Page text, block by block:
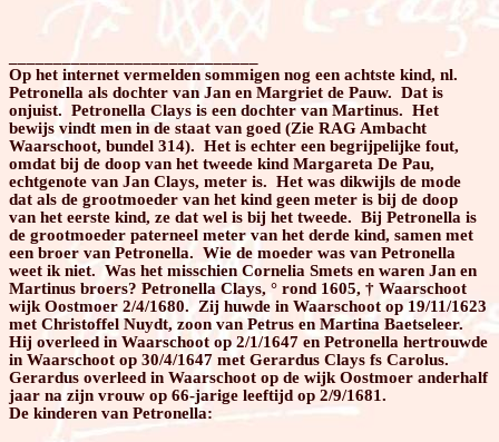
Op het internet vermelden sommigen nog een achtste kind, nl.
Petronella als dochter van Jan en Margriet de Pauw. Dat is
onjuist. Petronella Clays is een dochter van Martinus. Het
bewijs vindt men in de staat van goed (Zie RAG Ambacht
Waarschoot, bundel 314). Het is echter een begrijpelijke fout,
omdat bij de doop van het tweede kind Margareta De Pau,
echtgenote van Jan Clays, meter is. Het was dikwijls de mode
dat als de grootmoeder van het kind geen meter is bij de doop
van het eerste kind, ze dat wel is bij het tweede. Bij Petronella is
de grootmoeder paterneel meter van het derde kind, samen met
een broer van Petronella. Wie de moeder was van Petronella
weet ik niet. Was het misschien Cornelia Smets en waren Jan en
Martinus broers? Petronella Clays, ° rond 1605, † Waarschoot
wijk Oostmoer 2/4/1680. Zij huwde in Waarschoot op 19/11/1623
met Christoffel Nuydt, zoon van Petrus en Martina Baetseleer.
Hij overleed in Waarschoot op 2/1/1647 en Petronella hertrouwde
in Waarschoot op 30/4/1647 met Gerardus Clays fs Carolus.
Gerardus overleed in Waarschoot op de wijk Oostmoer anderhalf
jaar na zijn vrouw op 66-jarige leeftijd op 2/9/1681.
De kinderen van Petronella: